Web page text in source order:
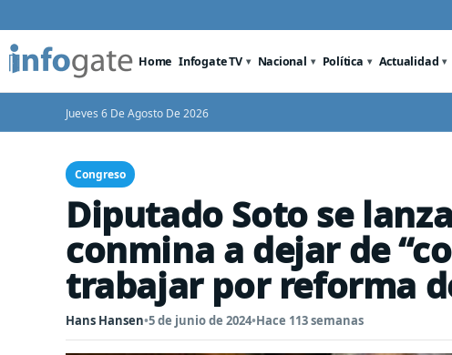
Home Infogate TV Nacional Política Actualidad
Jueves 6 De Agosto De 2026
Congreso
Diputado Soto se
conmina a dejar de
trabajar por reforma
Hans Hansen•5 de junio de 2024•Hace 113 semanas